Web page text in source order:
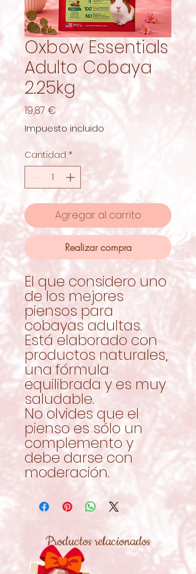
Oxbow Essentials
Adulto Cobaya
2.25kg
19,87 €Precio
Impuesto incluido
Cantidad *
Agregar al carrito
Realizar compra
El que considero uno
de los mejores
piensos para
cobayas adultas.
Está elaborado con
productos naturales,
una fórmula
equilibrada y es muy
saludable.
No olvides que el
pienso es sólo un
complemento y
debe darse con
moderación.
Productos relacionados